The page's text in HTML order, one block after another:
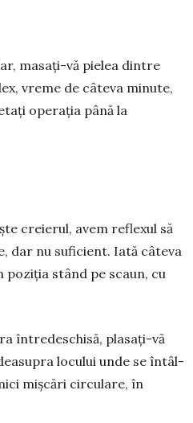
masați-vă pielea din­tre
vreme de câteva mi­nute,
operația până la
creierul, avem reflexul să
dar nu sufi­cient. Iată câteva
stând pe scaun, cu
în­tre­deschisă, plasați-vă
locului unde se în­tâl­
mișcări circulare, în